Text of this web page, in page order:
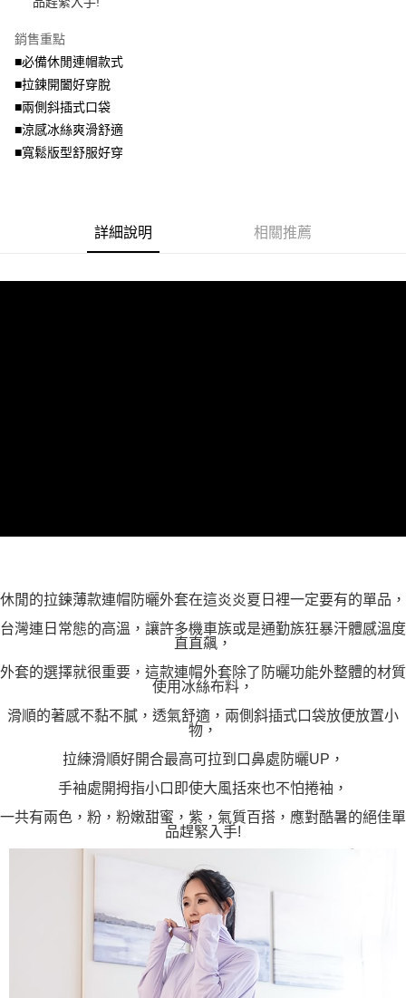
2.基於同意付款使用「大哥付你分期」之契約關係目的，商店將以您的個人
由本公司與您本人進行分期帳單所需資料之確認、核對及更正。
3.完整用戶服務條款，請詳閱以下連結：
是否繳費成功／繳費後需取消欲退款等相關疑問，請聯繫「AFTEE先享後付
客戶支援中心」
【注意事項】
易，需依本服務之必要範圍內提供個人資料，並將交易相關給付款項請求債
權轉讓予恩沛科技股份有限公司。
２．關於個人資料處理事宜，請瀏覽以下網址：
https://aftee.tw/terms/#terms3
４．使用「AFTEE先享後付」時，將依據個別帳號之用戶狀況，依本公司即
時審查核予不同之上限額度；若仍有額度不足之情形，本公司將視審查結果
每筆NT$70，滿NT$699(含以上)免運費
宅配
銷售重點
■必備休閒連帽款式
■拉鍊開闔好穿脫
■兩側斜插式口袋
■涼感冰絲爽滑舒適
■寬鬆版型舒服好穿
詳細說明 相關推薦
休閒的拉鍊薄款連帽防曬外套在這炎炎夏日裡一定要有的單品，
台灣連日常態的高溫，讓許多機車族或是通勤族狂暴汗體感溫度
直直飆，
外套的選擇就很重要，這款連帽外套除了防曬功能外整體的材質
使用冰絲布料，
滑順的著感不黏不膩，透氣舒適，兩側斜插式口袋放便放置小
物，
拉練滑順好開合最高可拉到口鼻處防曬UP，
手袖處開拇指小口即使大風括來也不怕捲袖，
一共有兩色，粉，粉嫩甜蜜，紫，氣質百搭，應對酷暑的絕佳單
品趕緊入手!